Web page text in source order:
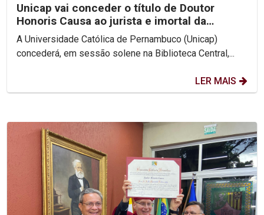
Unicap vai conceder o título de Doutor
Honoris Causa ao jurista e imortal da
Academia Brasileira...
A Universidade Católica de Pernambuco (Unicap)
concederá, em sessão solene na Biblioteca Central,...
LER MAIS